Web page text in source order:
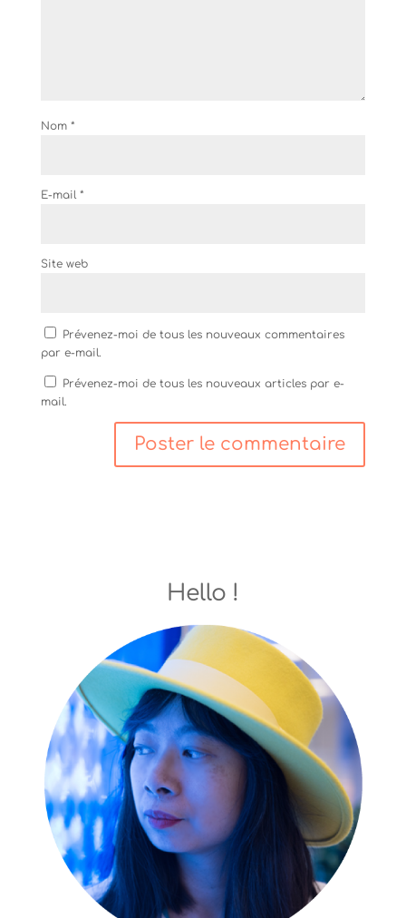
Nom *
E-mail *
Site web
Prévenez-moi de tous les nouveaux commentaires
par e-mail.
Prévenez-moi de tous les nouveaux articles par e-
mail.
Hello !